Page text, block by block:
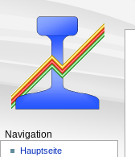
NNavigation
Hauptseite